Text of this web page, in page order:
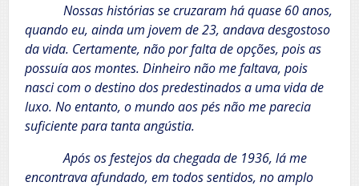
Nossas histórias se cruzaram há quase 60 anos,
quando eu, ainda um jovem de 23, andava desgostoso
da vida. Certamente, não por falta de opções, pois as
possuía aos montes. Dinheiro não me faltava, pois
nasci com o destino dos predestinados a uma vida de
luxo. No entanto, o mundo aos pés não me parecia
suficiente para tanta angústia.
Após os festejos da chegada de 1936, lá me
encontrava afundado, em todos sentidos, no amplo